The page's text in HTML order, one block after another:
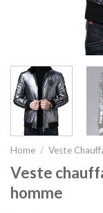
Home / Veste
Veste
homme